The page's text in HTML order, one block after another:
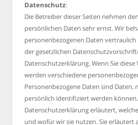
Datenschutz:
Die Betreiber dieser Seiten nehmen
persönlichen Daten sehr ernst. Wir
personenbezogenen Daten
der gesetzlichen
Datenschutzerklärung. Wenn Sie
werden verschiedene
Personenbezogene Daten sind Daten,
persönlich identifiziert werden
Datenschutzerklärung erläutert,
und wofür wir sie nutzen. Sie erläutert